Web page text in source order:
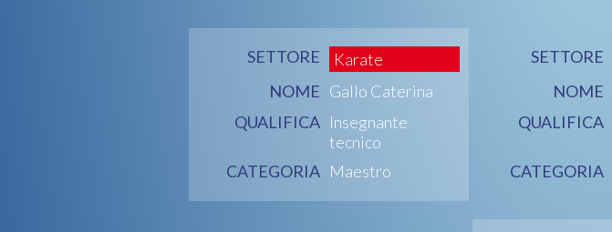
SETTORE
Karate
NOME Gallo Caterina
QUALIFICA Insegnante
tecnico
CATEGORIA Maestro
SETTORE
NOME
QUALIFICA
CATEGORIA